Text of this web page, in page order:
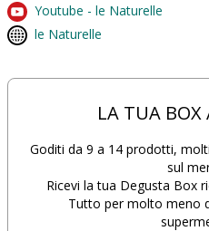
Youtube - le Naturelle
le Naturelle
LA TUA BOX
Goditi da 9 a 14 prodotti,
sul
Ricevi la tua Degusta Box
Tutto per molto meno